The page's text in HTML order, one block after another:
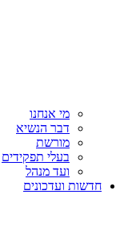
מי אנחנו
דבר הנשיא
מורשת
בעלי תפקידים
ועד מנהל
חדשות ועדכונים